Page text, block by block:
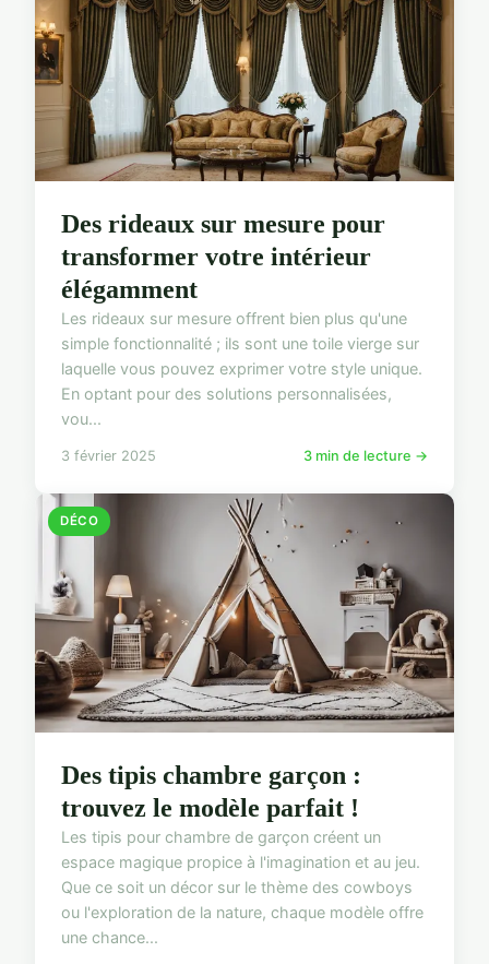
Des rideaux sur mesure pour
transformer votre intérieur
élégamment
Les rideaux sur mesure offrent bien plus qu'une
simple fonctionnalité ; ils sont une toile vierge sur
laquelle vous pouvez exprimer votre style unique.
En optant pour des solutions personnalisées,
vou...
3 février 2025 3 min de lecture →
DÉCO
Des tipis chambre garçon :
trouvez le modèle parfait !
Les tipis pour chambre de garçon créent un
espace magique propice à l'imagination et au jeu.
Que ce soit un décor sur le thème des cowboys
ou l'exploration de la nature, chaque modèle offre
une chance...